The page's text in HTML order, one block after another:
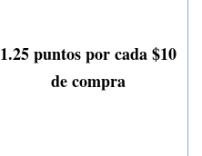
1.25 puntos por cada $10
de compra